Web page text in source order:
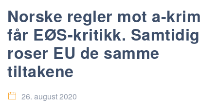
Norske regler mot a-krim
får EØS-kritikk. Samtidig
roser EU de samme
tiltakene
26. august 2020